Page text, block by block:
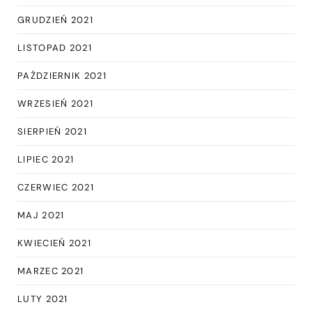
GRUDZIEŃ 2021
LISTOPAD 2021
PAŹDZIERNIK 2021
WRZESIEŃ 2021
SIERPIEŃ 2021
LIPIEC 2021
CZERWIEC 2021
MAJ 2021
KWIECIEŃ 2021
MARZEC 2021
LUTY 2021